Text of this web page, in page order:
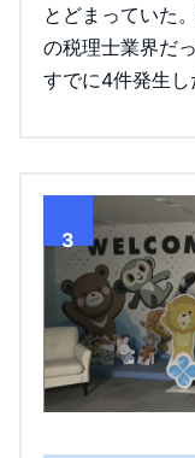
とどまっていた
の税理士業界だ
すでに4件発生し
3